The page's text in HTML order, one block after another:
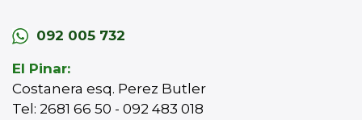
092 005 732
El Pinar:
Costanera esq. Perez Butler
Tel: 2681 66 50 - 092 483 018